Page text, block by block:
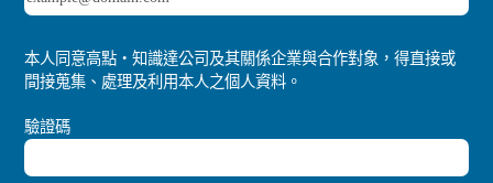
本人同意高點‧知識達公司及其關係企業與合作對象，得直接或
間接蒐集、處理及利用本人之個人資料。
驗證碼